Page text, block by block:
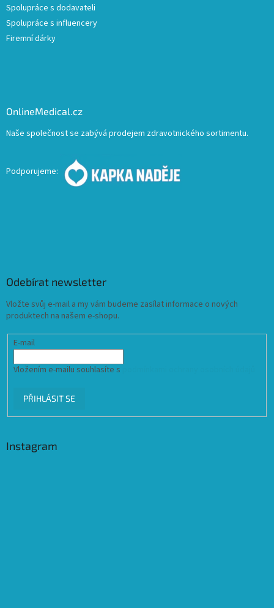
Spolupráce s dodavateli
Spolupráce s influencery
Firemní dárky
OnlineMedical.cz
Naše společnost se zabývá prodejem zdravotnického sortimentu.
Podporujeme:
Odebírat newsletter
Vložte svůj e-mail a my vám budeme zasílat informace o nových
produktech na našem e-shopu.
E-mail
Vložením e-mailu souhlasíte s
PŘIHLÁSIT SE
Instagram